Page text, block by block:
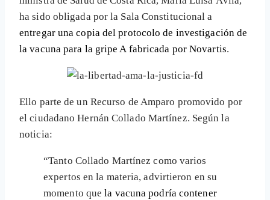
ha sido obligada por la Sala Constitucional a
entregar una copia del protocolo de investigación de
la vacuna para la gripe A fabricada por Novartis.
Ello parte de un Recurso de Amparo promovido por
el ciudadano Hernán Collado Martínez. Según la
noticia:
“Tanto Collado Martínez como varios
expertos en la materia, advirtieron en su
momento quela vacuna podría contener